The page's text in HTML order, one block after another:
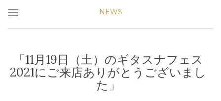
NEWS
「11月19日（土）のギタスナフェス
2021にご来店ありがとうございまし
た」